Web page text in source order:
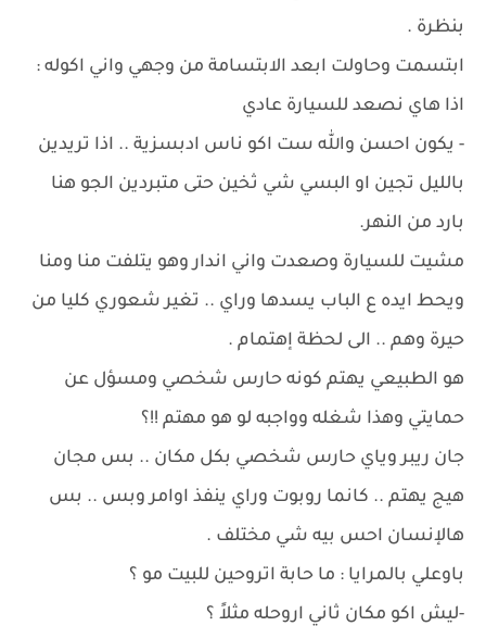
بنظرة .
ابتسمت وحاولت ابعد الابتسامة من وجهي واني اكوله :
اذا هاي نصعد للسيارة عادي
- يكون احسن والله ست اكو ناس ادبسزية .. اذا تريدين
بالليل تجين او البسي شي ثخين حتى متبردين الجو هنا
بارد من النهر.
مشيت للسيارة وصعدت واني اندار وهو يتلفت منا ومنا
ويحط ايده ع الباب يسدها وراي .. تغير شعوري كليا من
حيرة وهم .. الى لحظة إهتمام .
هو الطبيعي يهتم كونه حارس شخصي ومسؤل عن
حمايتي وهذا شغله وواجبه لو هو مهتم !!؟
جان ريبر وياي حارس شخصي بكل مكان .. بس مجان
هيج يهتم .. كانما روبوت وراي ينفذ اوامر وبس .. بس
هالإنسان احس بيه شي مختلف .
باوعلي بالمرايا : ما حابة اتروحين للبيت مو ؟
-ليش اكو مكان ثاني اروحله مثلاً ؟